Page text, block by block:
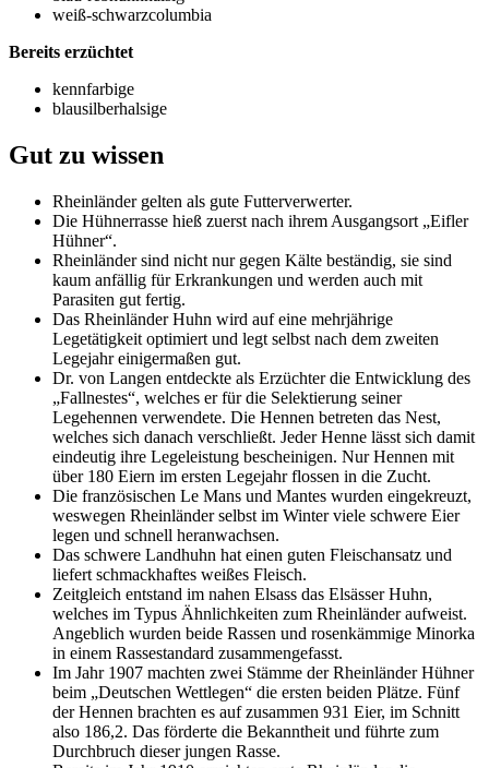
weiß-schwarzcolumbia
Bereits erzüchtet
kennfarbige
blausilberhalsige
Gut zu wissen
Rheinländer gelten als gute Futterverwerter.
Die Hühnerrasse hieß zuerst nach ihrem Ausgangsort „Eifler
Hühner“.
Rheinländer sind nicht nur gegen Kälte beständig, sie sind
kaum anfällig für Erkrankungen und werden auch mit
Parasiten gut fertig.
Das Rheinländer Huhn wird auf eine mehrjährige
Legetätigkeit optimiert und legt selbst nach dem zweiten
Legejahr einigermaßen gut.
Dr. von Langen entdeckte als Erzüchter die Entwicklung des
„Fallnestes“, welches er für die Selektierung seiner
Legehennen verwendete. Die Hennen betreten das Nest,
welches sich danach verschließt. Jeder Henne lässt sich damit
eindeutig ihre Legeleistung bescheinigen. Nur Hennen mit
über 180 Eiern im ersten Legejahr flossen in die Zucht.
Die französischen Le Mans und Mantes wurden eingekreuzt,
weswegen Rheinländer selbst im Winter viele schwere Eier
legen und schnell heranwachsen.
Das schwere Landhuhn hat einen guten Fleischansatz und
liefert schmackhaftes weißes Fleisch.
Zeitgleich entstand im nahen Elsass das Elsässer Huhn,
welches im Typus Ähnlichkeiten zum Rheinländer aufweist.
Angeblich wurden beide Rassen und rosenkämmige Minorka
in einem Rassestandard zusammengefasst.
Im Jahr 1907 machten zwei Stämme der Rheinländer Hühner
beim „Deutschen Wettlegen“ die ersten beiden Plätze. Fünf
der Hennen brachten es auf zusammen 931 Eier, im Schnitt
also 186,2. Das förderte die Bekanntheit und führte zum
Durchbruch dieser jungen Rasse.